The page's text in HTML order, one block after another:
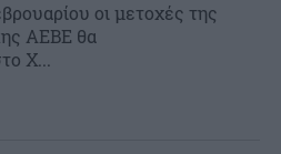
οι μετοχές της
ΑΕΒΕ θα
Χ...